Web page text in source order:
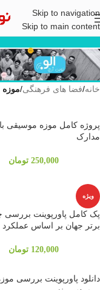
Skip to navigation
Skip to main content
خانه/فضا های فرهنگی/موزه
پروژه کامل موزه موسیقی
مدارک
250,000 تومان
ویژه
پک کامل پاورپوینت بررسی
برتر جهان بر اساس عملکرد
120,000 تومان
دانلود پاورپوینت بررسی